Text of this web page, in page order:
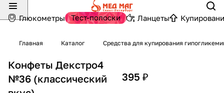
Глюкометры Тест-полоски Ланцеты
Главная Каталог Средства для купирования
Конфеты Декстро4
№36 (классический
395 ₽